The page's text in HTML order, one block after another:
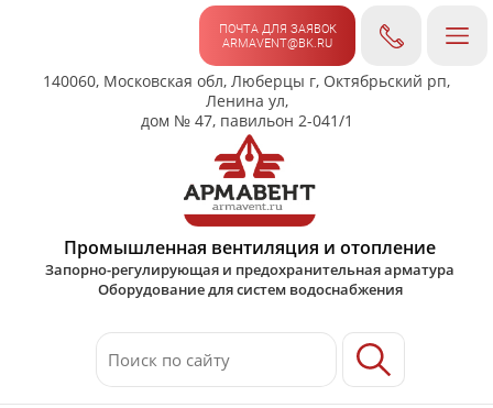
ПОЧТА ДЛЯ ЗАЯВОК
ARMAVENT@BK.RU
140060, Московская обл, Люберцы г, Октябрьский рп,
Ленина ул,
дом № 47, павильон 2-041/1
Промышленная вентиляция и отопление
Запорно-регулирующая и предохранительная арматура
Оборудование для систем водоснабжения